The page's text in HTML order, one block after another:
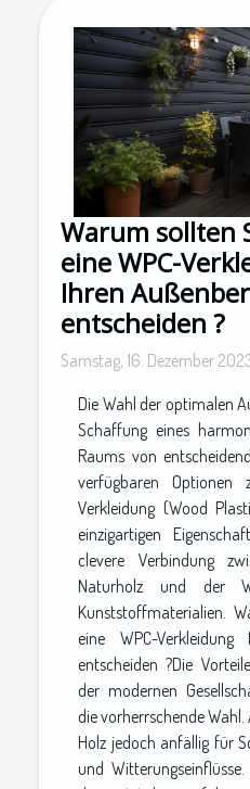
Warum sollten
eine WPC-
Ihren
entscheiden ?
Samstag, 16. Dezember
Die Wahl der optimalen
Schaffung eines
Raums von
verfügbaren
Verkleidung (Wood
einzigartigen
clevere Verbindung
Naturholz und der
Kunststoffmaterialien.
eine WPC-
entscheiden ?Die
der modernen
die vorherrschende
Holz jedoch anfällig für
und